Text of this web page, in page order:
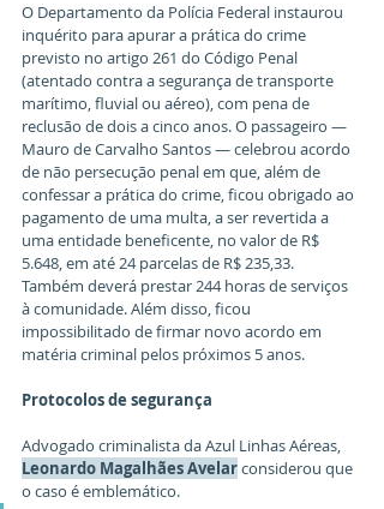
O Departamento da Polícia Federal instaurou
inquérito para apurar a prática do crime
previsto no artigo 261 do Código Penal
(atentado contra a segurança de transporte
marítimo, fluvial ou aéreo), com pena de
reclusão de dois a cinco anos. O passageiro —
Mauro de Carvalho Santos — celebrou acordo
de não persecução penal em que, além de
confessar a prática do crime, ficou obrigado ao
pagamento de uma multa, a ser revertida a
uma entidade beneficente, no valor de R$
5.648, em até 24 parcelas de R$ 235,33.
Também deverá prestar 244 horas de serviços
à comunidade. Além disso, ficou
impossibilitado de firmar novo acordo em
matéria criminal pelos próximos 5 anos.
Protocolos de segurança
Advogado criminalista da Azul Linhas Aéreas,
Leonardo Magalhães Avelar considerou que
o caso é emblemático.